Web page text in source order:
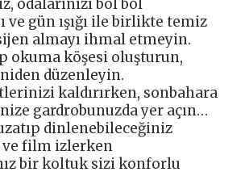
odalarınızı bol bol
ve gün ışığı ile birlikte temiz
almayı ihmal etmeyin.
okuma köşesi oluşturun,
düzenleyin.
kaldırırken, sonbahara
gardrobunuzda yer açın…
uzatıp dinlenebileceğiniz
ve film izlerken
bir koltuk sizi konforlu